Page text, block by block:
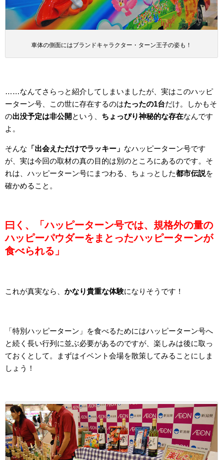
車体の側面にはブランドキャラクター・ターン王子の姿も！
……なんてさらっと紹介してしまいましたが、実はこのハッピ
ーターン号、この世に存在するのはたったの1台だけ。しかもそ
の出没予定は非公開 という、 ちょっぴり神秘的な存在なんです
よ。
そんな 「出会えただけでラッキー」 なハッピーターン号です
が、実は今回の取材の真の目的は別のところにあるのです。そ
れは、ハッピーターン号にまつわる、ちょっとした都市伝説を
確かめること。
曰く、「ハッピーターン号では、規格外の量の
ハッピーパウダーをまとったハッピーターンが
食べられる」
これが真実なら、 かなり貴重な体験になりそうです！
「特別ハッピーターン」を食べるためにはハッピーターン号へ
と続く長い行列に並ぶ必要があるのですが、楽しみは後に取っ
ておくとして。まずはイベント会場を散策してみることにしま
しょう！